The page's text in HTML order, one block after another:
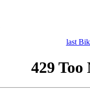
last